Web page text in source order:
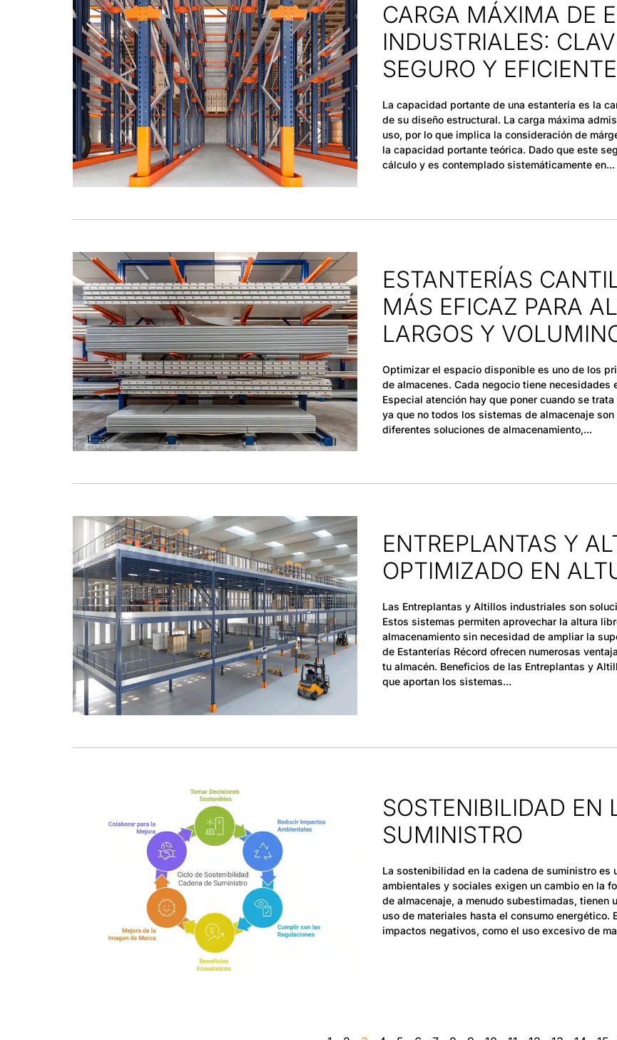
CARGA MÁXIMA DE
INDUSTRIALES:
SEGURO Y EFICIENTE
La capacidad portante de una estantería es la
de su diseño estructural. La carga máxima
uso, por lo que implica la consideración de
la capacidad portante teórica. Dado que este
cálculo y es contemplado sistemáticamente en
ESTANTERÍAS
MÁS EFICAZ PARA
LARGOS Y
Optimizar el espacio disponible es uno de los
de almacenes. Cada negocio tiene
Especial atención hay que poner cuando se
ya que no todos los sistemas de almacenaje
diferentes soluciones de almacenamiento,
ENTREPLANTAS Y
OPTIMIZADO EN
Las Entreplantas y Altillos industriales son
Estos sistemas permiten aprovechar la altura
almacenamiento sin necesidad de ampliar la
de Estanterías Récord ofrecen numerosas
tu almacén. Beneficios de las Entreplantas y
que aportan los sistemas
SOSTENIBILIDAD EN
SUMINISTRO
La sostenibilidad en la cadena de suministro
ambientales y sociales exigen un cambio en la
de almacenaje, a menudo subestimadas,
uso de materiales hasta el consumo energético.
impactos negativos, como el uso excesivo de